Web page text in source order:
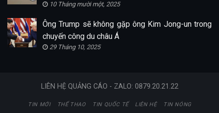
10 Tháng mười một, 2025
Ông Trump sẽ không gặp ông Kim Jong-un trong
chuyến công du châu Á
29 Tháng 10, 2025
LIÊN HỆ QUẢNG CÁO - ZALO: 0879.20.21.22
TIN MỚI THỂ THAO TIN QUỐC TẾ LIÊN HỆ TIN NÓNG